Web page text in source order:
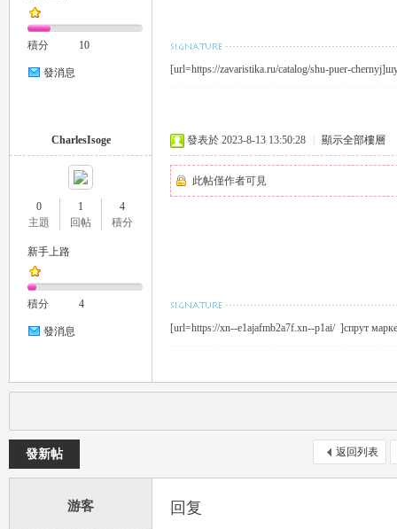
積分 10
發消息 [url=https://zavaristika.ru/catalog/shu-puer-
CharlesIsoge
0
主題
1
回帖
4
積分
新手上路
積分 4
發消息
發表於 2023-8-13 13:50:28 顯示全部樓層
此帖僅作者可見
[url=https://xn--e1ajafmb2a7f.xn--p1ai/ ]спрут
返回列表
發新帖
游客 回复